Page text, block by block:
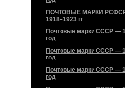
ПОЧТОВЫЕ МАРКИ
1918–1923 гг
Почтовые марки СССР —
год
Почтовые марки СССР —
год
Почтовые марки СССР —
год